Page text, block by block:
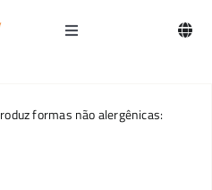
Toggle
formas não alergênicas: